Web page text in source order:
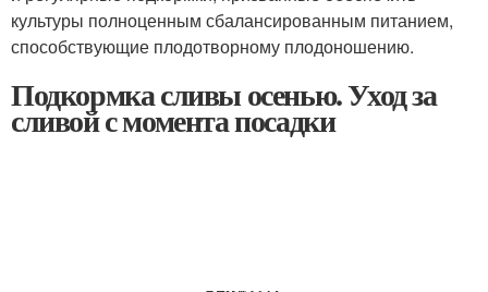
культуры полноценным сбалансированным питанием,
способствующие плодотворному плодоношению.
Подкормка сливы осенью. Уход за
сливой с момента посадки